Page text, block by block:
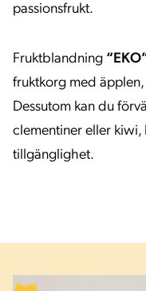
passionsfrukt.
Fruktblandning
fruktkorg med
Dessutom kan du
clementiner eller
tillgänglighet.